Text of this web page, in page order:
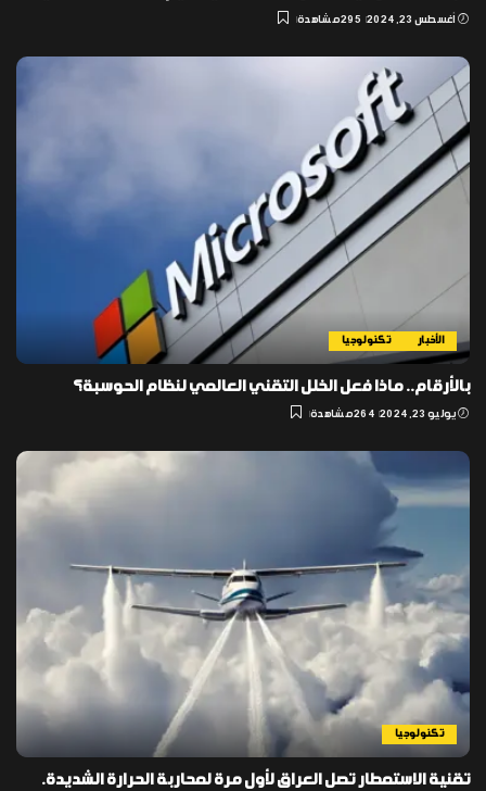
أغسطس 23, 2024 295 مشاهدة
الأخبار تكنولوجيا
بالأرقام.. ماذا فعل الخلل التقني العالمي لنظام الحوسبة؟
يوليو 23, 2024 264 مشاهدة
تكنولوجيا
تقنية الاستمطار تصل العراق لأول مرة لمحاربة الحرارة الشديدة.